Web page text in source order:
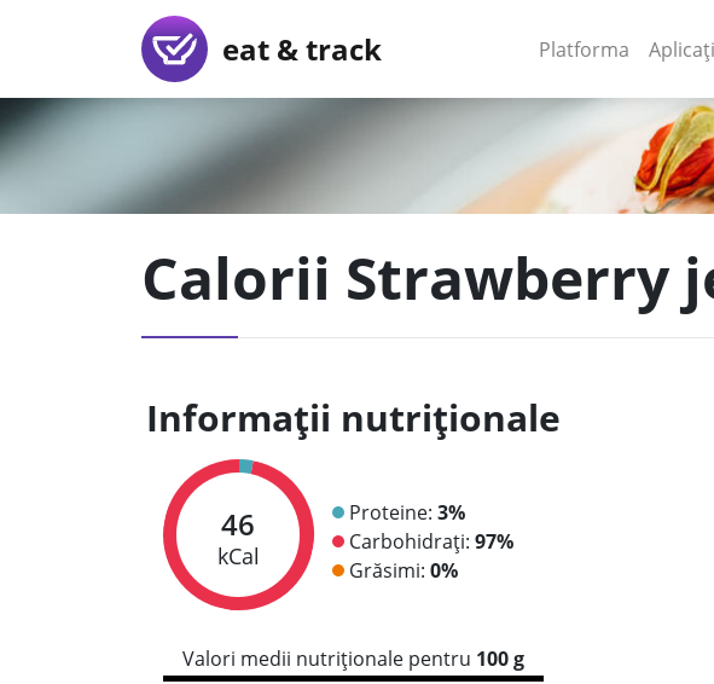
eat & track Platforma (current)
Calorii Strawberry
Informații nutriționale
46
kCal
Proteine: 3%
Carbohidrați: 97%
Grăsimi: 0%
Valori medii nutriționale pentru 100 g